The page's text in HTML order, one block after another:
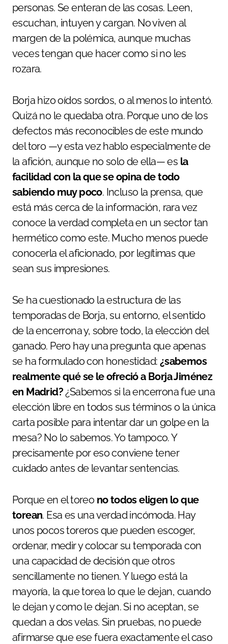
personas. Se enteran de las cosas. Leen,
escuchan, intuyen y cargan. No viven al
margen de la polémica, aunque muchas
veces tengan que hacer como si no les
rozara.
Borja hizo oídos sordos, o al menos lo intentó.
Quizá no le quedaba otra. Porque uno de los
defectos más reconocibles de este mundo
del toro —y esta vez hablo especialmente de
la afición, aunque no solo de ella— es la
facilidad con la que se opina de todo
sabiendo muy poco. Incluso la prensa, que
está más cerca de la información, rara vez
conoce la verdad completa en un sector tan
hermético como este. Mucho menos puede
conocerla el aficionado, por legítimas que
sean sus impresiones.
Se ha cuestionado la estructura de las
temporadas de Borja, su entorno, el sentido
de la encerrona y, sobre todo, la elección del
ganado. Pero hay una pregunta que apenas
se ha formulado con honestidad: ¿sabemos
realmente qué se le ofreció a Borja Jiménez
en Madrid?¿Sabemos si la encerrona fue una
elección libre en todos sus términos o la única
carta posible para intentar dar un golpe en la
mesa? No lo sabemos. Yo tampoco. Y
precisamente por eso conviene tener
cuidado antes de levantar sentencias.
Porque en el toreo no todos eligen lo que
torean. Esa es una verdad incómoda. Hay
unos pocos toreros que pueden escoger,
ordenar, medir y colocar su temporada con
una capacidad de decisión que otros
sencillamente no tienen. Y luego está la
mayoría, la que torea lo que le dejan, cuando
le dejan y como le dejan. Si no aceptan, se
quedan a dos velas. Sin pruebas, no puede
afirmarse que ese fuera exactamente el caso